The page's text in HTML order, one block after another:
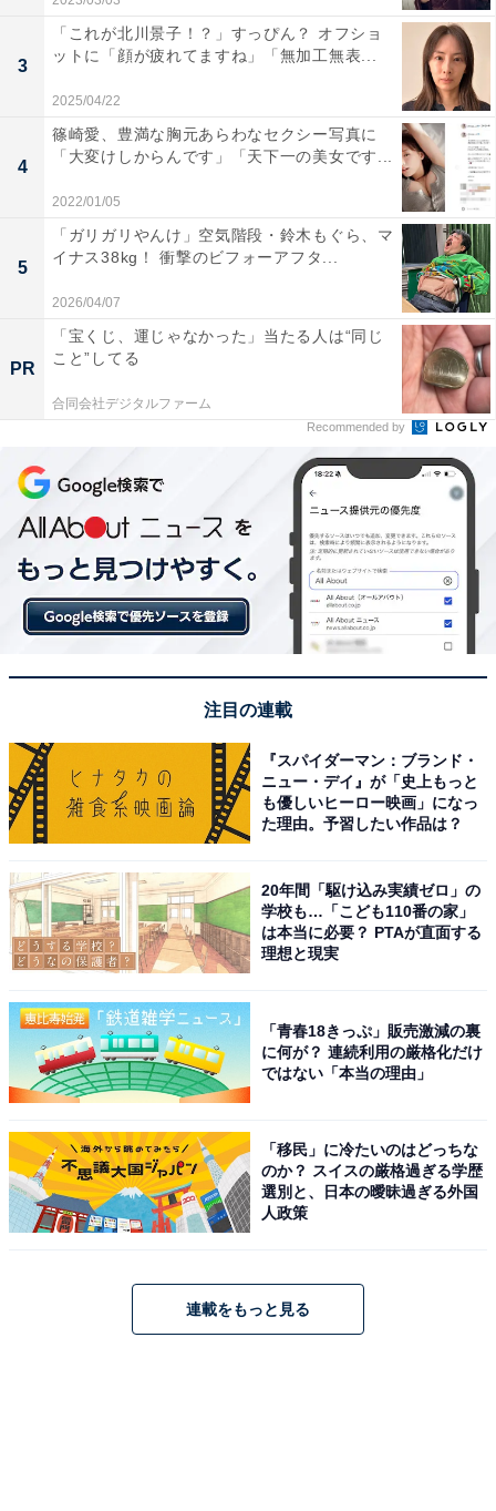
3
「これが北川景子！？」すっぴん？ オフショ
ットに「顔が疲れてますね」「無加工無表...
2025/04/22
4
篠崎愛、豊満な胸元あらわなセクシー写真に
「大変けしからんです」「天下一の美女です...
2022/01/05
5
「ガリガリやんけ」空気階段・鈴木もぐら、マ
イナス38kg！ 衝撃のビフォーアフタ...
2026/04/07
PR
「宝くじ、運じゃなかった」当たる人は“同じ
こと”してる
合同会社デジタルファーム
Recommended by
注目の連載
『スパイダーマン：ブランド・
ニュー・デイ』が「史上もっと
も優しいヒーロー映画」になっ
た理由。予習したい作品は？
20年間「駆け込み実績ゼロ」の
学校も…「こども110番の家」
は本当に必要？ PTAが直面する
理想と現実
「青春18きっぷ」販売激減の裏
に何が？ 連続利用の厳格化だけ
ではない「本当の理由」
「移民」に冷たいのはどっちな
のか？ スイスの厳格過ぎる学歴
選別と、日本の曖昧過ぎる外国
人政策
連載をもっと見る